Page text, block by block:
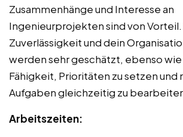
Zusammenhänge und Interesse an
Ingenieurprojekten sind von
Zuverlässigkeit und dein
werden sehr geschätzt, ebenso
Fähigkeit, Prioritäten zu setzen und
Aufgaben gleichzeitig zu
Arbeitszeiten: